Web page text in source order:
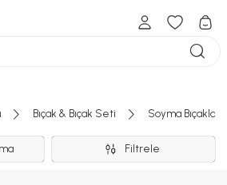
Bıçak & Bıçak Seti Soyma Bıçakları
Filtrele